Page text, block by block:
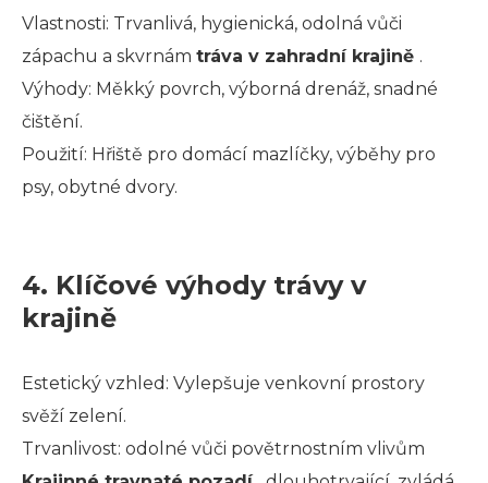
Vlastnosti: Trvanlivá, hygienická, odolná vůči
zápachu a skvrnám tráva v zahradní krajině .
Výhody: Měkký povrch, výborná drenáž, snadné
čištění.
Použití: Hřiště pro domácí mazlíčky, výběhy pro
psy, obytné dvory.
4. Klíčové výhody trávy v
krajině
Estetický vzhled: Vylepšuje venkovní prostory
svěží zelení.
Trvanlivost: odolné vůči povětrnostním vlivům